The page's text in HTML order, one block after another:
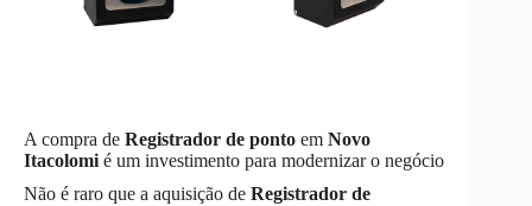
A compra de Registrador de ponto em Novo
Itacolomi é um investimento para modernizar o negócio
Não é raro que a aquisição de Registrador de